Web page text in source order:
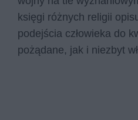
księgi różnych religii
podejścia człowieka do
pożądane, jak i niezbyt